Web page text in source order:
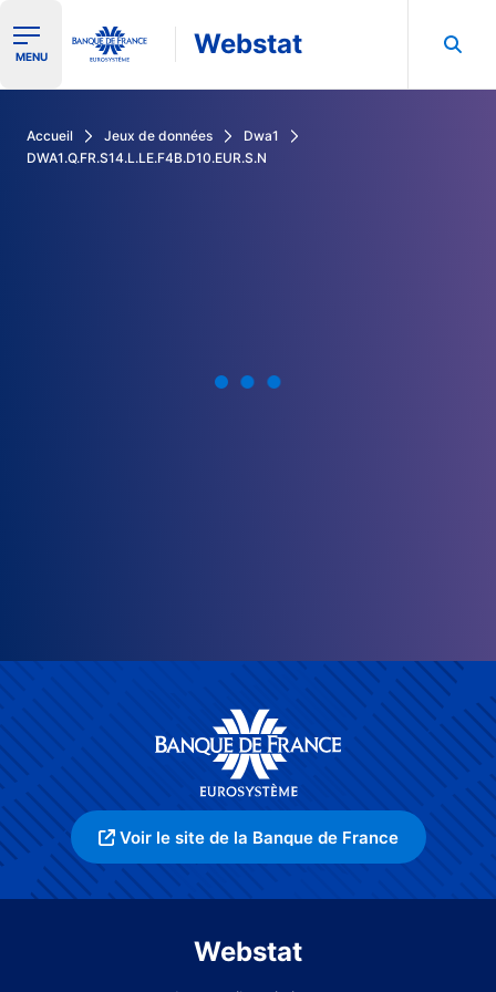
Ouvrir le menu de navigation
MENU Webstat
Accueil Jeux de données
Dwa1
DWA1.Q.FR.S14.L.LE.F4B.D10.EUR.S.N
Voir le site de la Banque de France
Webstat